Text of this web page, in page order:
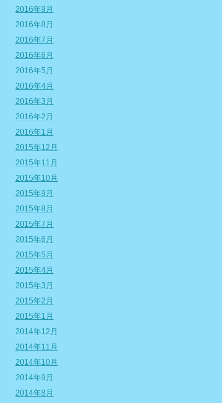
2016年9月
2016年8月
2016年7月
2016年6月
2016年5月
2016年4月
2016年3月
2016年2月
2016年1月
2015年12月
2015年11月
2015年10月
2015年9月
2015年8月
2015年7月
2015年6月
2015年5月
2015年4月
2015年3月
2015年2月
2015年1月
2014年12月
2014年11月
2014年10月
2014年9月
2014年8月